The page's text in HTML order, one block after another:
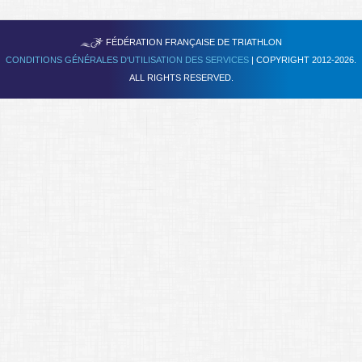
Se former
FÉDÉRATION FRANÇAISE DE TRIATHLON
CONDITIONS GÉNÉRALES D'UTILISATION DES SERVICES | COPYRIGHT 2012-2026.
ALL RIGHTS RESERVED.